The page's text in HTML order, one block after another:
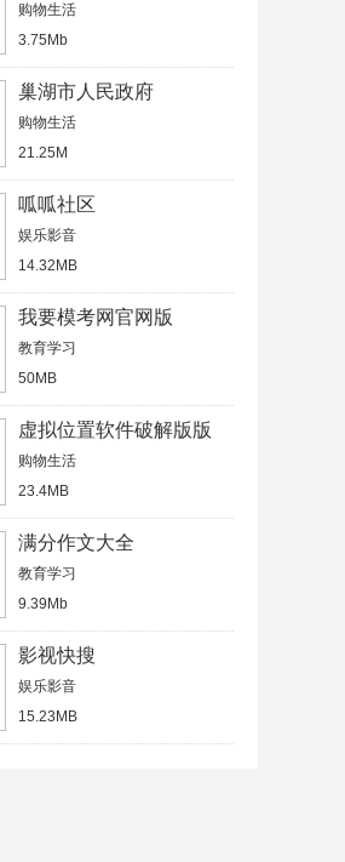
购物生活
3.75Mb
巢湖市人民政府
购物生活
21.25M
呱呱社区
娱乐影音
14.32MB
我要模考网官网版
教育学习
50MB
虚拟位置软件破解版版
购物生活
23.4MB
满分作文大全
教育学习
9.39Mb
影视快搜
娱乐影音
15.23MB